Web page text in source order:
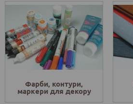
Фарби, контури,
маркери для декору